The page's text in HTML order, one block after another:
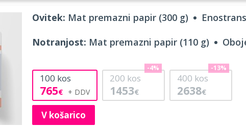
Ovitek: Mat premazni papir (300 g)
Notranjost: Mat premazni papir (110 g)
100 kos
765€
200 kos
1453€
-4%
400 kos
2638€
-13%
V košarico